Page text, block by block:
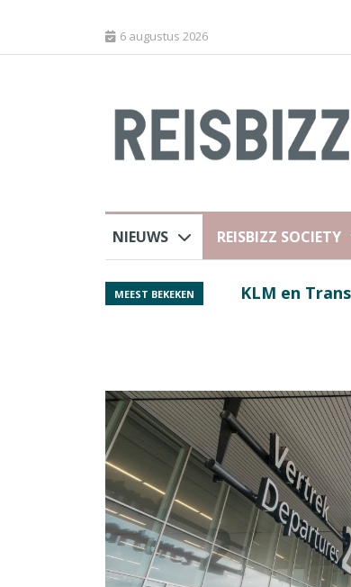
6 augustus 2026
NIEUWS REISBIZZ SOCIETY
MEEST BEKEKEN KLM en